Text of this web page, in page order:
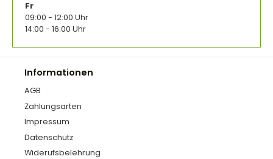
Fr
09:00 - 12:00 Uhr
14:00 - 16:00 Uhr
Informationen
AGB
Zahlungsarten
Impressum
Datenschutz
Widerufsbelehrung